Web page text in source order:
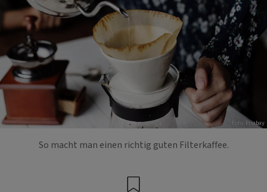
Foto: Pixabay
So macht man einen richtig guten Filterkaffee.